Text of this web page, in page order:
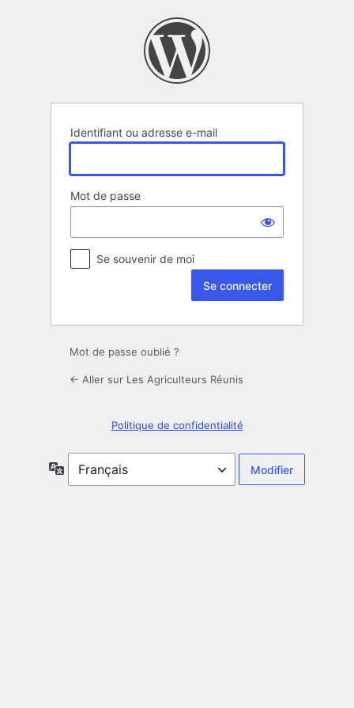
Identifiant ou adresse e-mail
Mot de passe
Se souvenir de moi
Mot de passe oublié ?
← Aller sur Les Agriculteurs Réunis
Politique de confidentialité
Langue